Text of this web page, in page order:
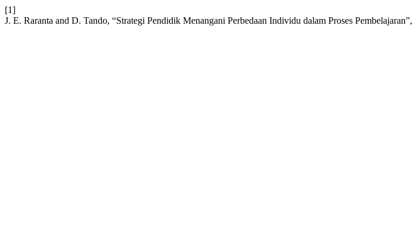
[1]
J. E. Raranta and D. Tando, “Strategi Pendidik Menangani Perbedaan Individu dalam Proses Pembelajaran”,